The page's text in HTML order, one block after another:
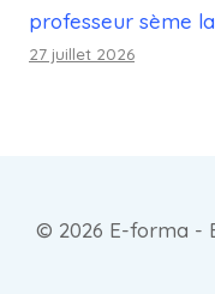
professeur sème
27 juillet 2026
© 2026 E-forma -